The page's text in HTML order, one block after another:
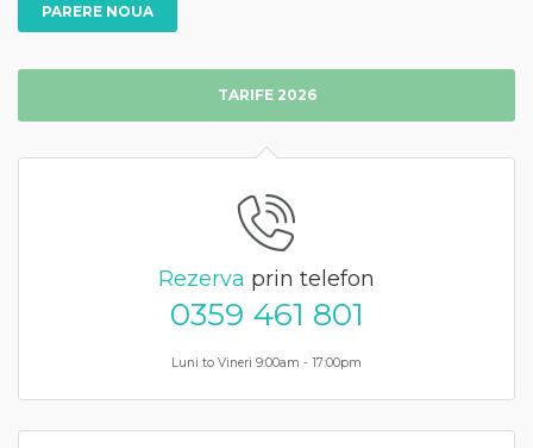
PARERE NOUA
TARIFE 2026
Rezerva prin telefon
0359 461 801
Luni to Vineri 9:00am - 17:00pm